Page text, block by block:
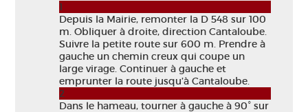
1
Depuis la Mairie, remonter la D 548 sur 100
m. Obliquer à droite, direction Cantaloube.
Suivre la petite route sur 600 m. Prendre à
gauche un chemin creux qui coupe un
large virage. Continuer à gauche et
emprunter la route jusqu’à Cantaloube.
2
Dans le hameau, tourner à gauche à 90° sur